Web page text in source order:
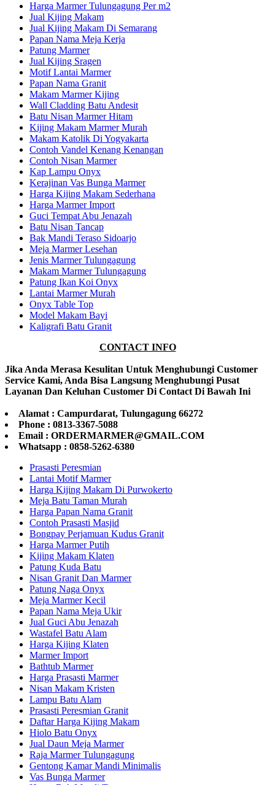
Harga Marmer Tulungagung Per m2
Jual Kijing Makam
Jual Kijing Makam Di Semarang
Papan Nama Meja Kerja
Patung Marmer
Jual Kijing Sragen
Motif Lantai Marmer
Papan Nama Granit
Makam Marmer Kijing
Wall Cladding Batu Andesit
Batu Nisan Marmer Hitam
Kijing Makam Marmer Murah
Makam Katolik Di Yogyakarta
Contoh Vandel Kenang Kenangan
Contoh Nisan Marmer
Kap Lampu Onyx
Kerajinan Vas Bunga Marmer
Harga Kijing Makam Sederhana
Harga Marmer Import
Guci Tempat Abu Jenazah
Batu Nisan Tancap
Bak Mandi Teraso Sidoarjo
Meja Marmer Lesehan
Jenis Marmer Tulungagung
Makam Marmer Tulungagung
Patung Ikan Koi Onyx
Lantai Marmer Murah
Onyx Table Top
Model Makam Bayi
Kaligrafi Batu Granit
CONTACT INFO
Jika Anda Merasa Kesulitan Untuk Menghubungi Customer
Service Kami, Anda Bisa Langsung Menghubungi Pusat
Layanan Dan Keluhan Customer Di Contact Di Bawah Ini
Alamat : Campurdarat, Tulungagung 66272
Phone : 0813-3367-5088
Email : ORDERMARMER@GMAIL.COM
Whatsapp : 0858-5262-6380
Prasasti Peresmian
Lantai Motif Marmer
Harga Kijing Makam Di Purwokerto
Meja Batu Taman Murah
Harga Papan Nama Granit
Contoh Prasasti Masjid
Bongpay Perjamuan Kudus Granit
Harga Marmer Putih
Kijing Makam Klaten
Patung Kuda Batu
Nisan Granit Dan Marmer
Patung Naga Onyx
Meja Marmer Kecil
Papan Nama Meja Ukir
Jual Guci Abu Jenazah
Wastafel Batu Alam
Harga Kijing Klaten
Marmer Import
Bathtub Marmer
Harga Prasasti Marmer
Nisan Makam Kristen
Lampu Batu Alam
Prasasti Peresmian Granit
Daftar Harga Kijing Makam
Hiolo Batu Onyx
Jual Daun Meja Marmer
Raja Marmer Tulungagung
Gentong Kamar Mandi Minimalis
Vas Bunga Marmer